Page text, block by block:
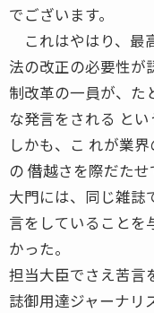
でございます。
これはやはり、最
法の改正の必要性が
制改革の一員が、た
な発言をされる とい
しかも、こ れが業
の 僭越さを際だた
大門には、同じ雑誌
言をしていることを
かった。
担当大臣でさえ苦言
誌御用達ジャーナリ